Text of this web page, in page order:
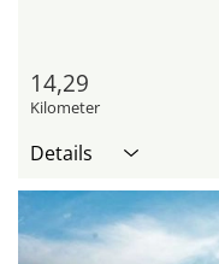
14,29
Kilometer
Details